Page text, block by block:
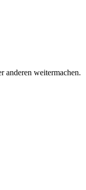
anderen weitermachen.